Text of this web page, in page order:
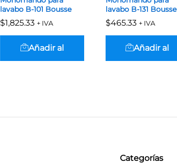
lavabo B-101 Bousse
$1,825.33 + IVA
$1,825.33
Añadir al
lavabo B-131 Bousse
$465.33 + IVA
$465.33
Añadir al
Categorías